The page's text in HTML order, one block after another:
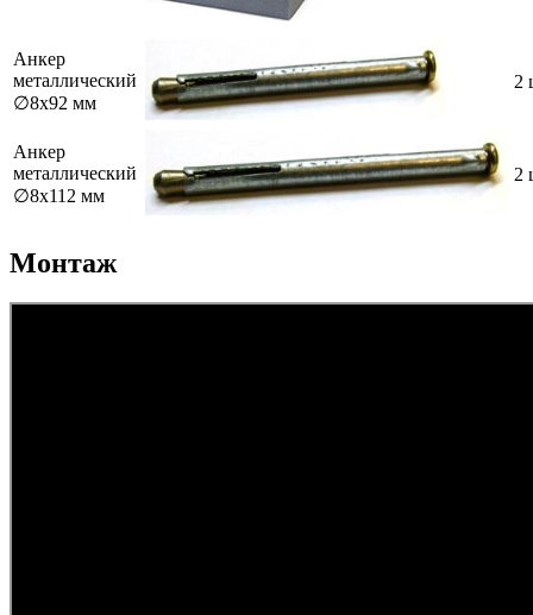
Анкер
металлический
∅8х92 мм
2
Анкер
металлический
∅8х112 мм
2
Монтаж